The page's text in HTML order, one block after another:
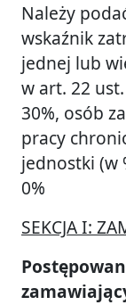
Należy
wskaźnik
jednej lub
w art. 22
30%, osób
pracy
jednostki (w
0%
SEKCJA I: